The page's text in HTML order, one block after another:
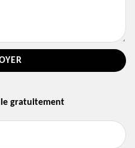
gratuitement